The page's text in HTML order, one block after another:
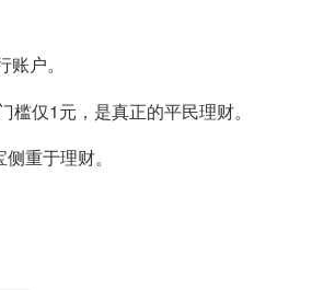
户。
仅1元，是真正的平民理财。
重于理财。